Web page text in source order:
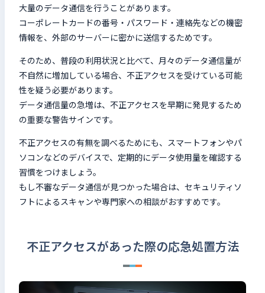
大量のデータ通信を行うことがあります。
コーポレートカードの番号・パスワード・連絡先などの機密
情報を、外部のサーバーに密かに送信するためです。
そのため、普段の利用状況と比べて、月々のデータ通信量が
不自然に増加している場合、不正アクセスを受けている可能
性を疑う必要があります。
データ通信量の急増は、不正アクセスを早期に発見するため
の重要な警告サインです。
不正アクセスの有無を調べるためにも、スマートフォンやパ
ソコンなどのデバイスで、定期的にデータ使用量を確認する
習慣をつけましょう。
もし不審なデータ通信が見つかった場合は、セキュリティソ
フトによるスキャンや専門家への相談がおすすめです。
不正アクセスがあった際の応急処置方法